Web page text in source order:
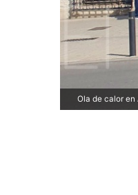
Ola de calor en